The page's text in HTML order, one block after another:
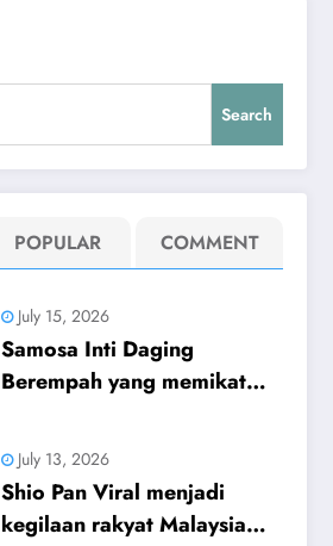
Search
POPULAR COMMENT
July 15, 2026
Samosa Inti Daging
Berempah yang memikat
July 13, 2026
Shio Pan Viral menjadi
kegilaan rakyat Malaysia